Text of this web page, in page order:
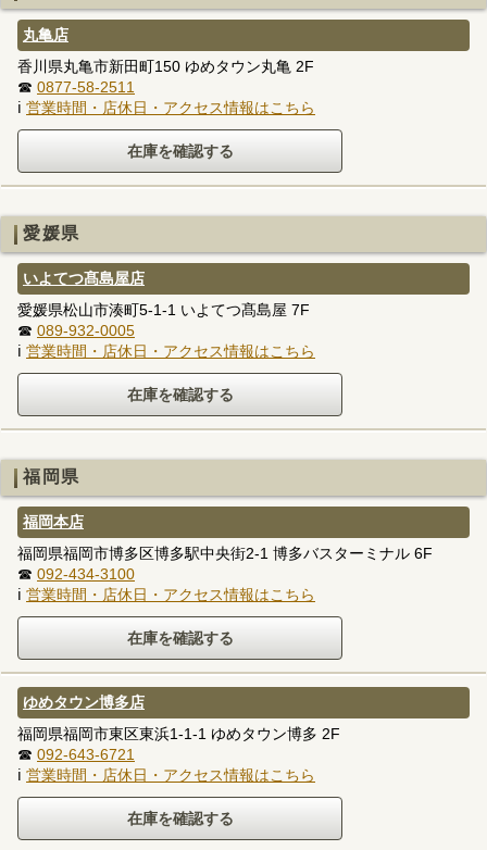
丸亀店
香川県丸亀市新田町150 ゆめタウン丸亀 2F
☎ 0877-58-2511
ℹ 営業時間・店休日・アクセス情報はこちら
愛媛県
いよてつ髙島屋店
愛媛県松山市湊町5-1-1 いよてつ髙島屋 7F
☎ 089-932-0005
ℹ 営業時間・店休日・アクセス情報はこちら
福岡県
福岡本店
福岡県福岡市博多区博多駅中央街2-1 博多バスターミナル 6F
☎ 092-434-3100
ℹ 営業時間・店休日・アクセス情報はこちら
ゆめタウン博多店
福岡県福岡市東区東浜1-1-1 ゆめタウン博多 2F
☎ 092-643-6721
ℹ 営業時間・店休日・アクセス情報はこちら